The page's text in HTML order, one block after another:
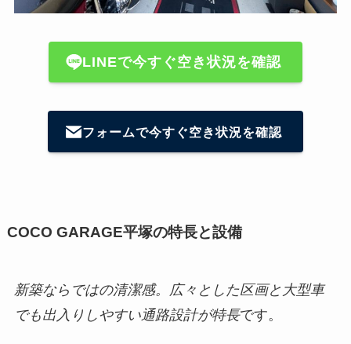
LINEで今すぐ空き状況を確認
フォームで今すぐ空き状況を確認
COCO GARAGE平塚の特長と設備
新築ならではの清潔感。広々とした区画と大型車
でも出入りしやすい通路設計が特長です。